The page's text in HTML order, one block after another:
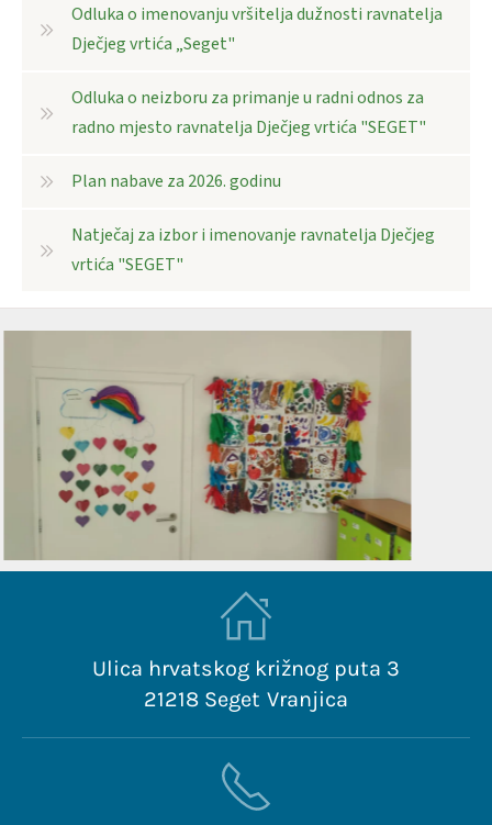
Odluka o imenovanju vršitelja dužnosti ravnatelja
Dječjeg vrtića „Seget"
Odluka o neizboru za primanje u radni odnos za
radno mjesto ravnatelja Dječjeg vrtića "SEGET"
Plan nabave za 2026. godinu
Natječaj za izbor i imenovanje ravnatelja Dječjeg
vrtića "SEGET"
Ulica hrvatskog križnog puta 3
21218 Seget Vranjica